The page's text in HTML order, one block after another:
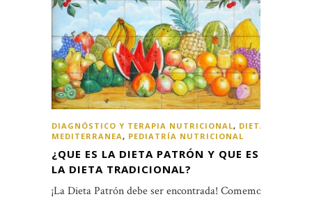
DIAGNÓSTICO Y TERAPIA NUTRICIONAL, DIETA
MEDITERRANEA, PEDIATRÍA NUTRICIONAL
¿QUE ES LA DIETA PATRÓN Y QUE ES
LA DIETA TRADICIONAL?
¡La Dieta Patrón debe ser encontrada! Comemos